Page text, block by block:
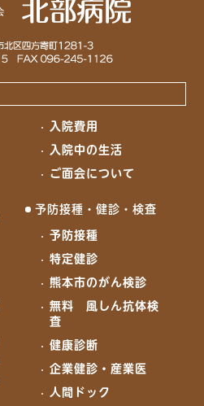
入院費用
入院中の生活
ご面会について
予防接種・健診・検査
予防接種
特定健診
熊本市のがん検診
無料 風しん抗体検
査
健康診断
企業健診・産業医
人間ドック